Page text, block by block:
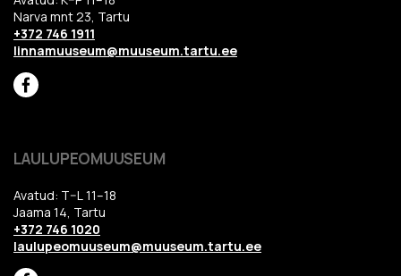
Narva mnt 23, Tartu
+372 746 1911
linnamuuseum@muuseum.tartu.ee
LAULUPEOMUUSEUM
Avatud: T–L 11–18
Jaama 14, Tartu
+372 746 1020
laulupeomuuseum@muuseum.tartu.ee